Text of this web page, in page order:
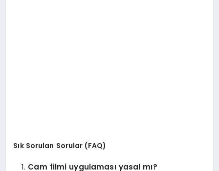
Sık Sorulan Sorular (FAQ)
Cam filmi uygulaması yasal mı?